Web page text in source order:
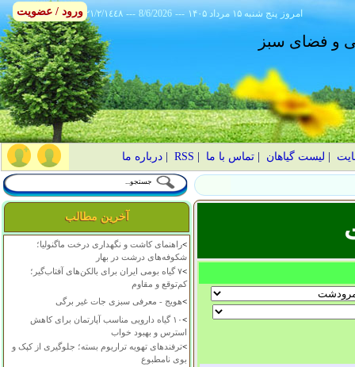
٢١/٢/١٤٤٨ --- 8/6/2026 --- ۱۴۰۵ پنج شنبه ۱۵ مرداد امروز
و فضای سبز
لیست گیاهان |تماس با ما RSS
|درباره ما
آخرین مطالب
>راهنمای کاشت و نگهداری درخت ماگنولیا؛
شکوفه‌های درشت در بهار
>
۷ گیاه بومی ایران برای بالکن‌های آفتاب‌گیر؛
کم‌توقع و مقاوم
>هویج - معرفی سبزی جات غیر برگی
>
۱۰ گیاه دارویی مناسب آپارتمان برای کاهش
استرس و بهبود خواب
>ترفندهای تهویه تراریوم بسته؛ جلوگیری از کپک و
بوی نامطبوع
ورود / عضویت